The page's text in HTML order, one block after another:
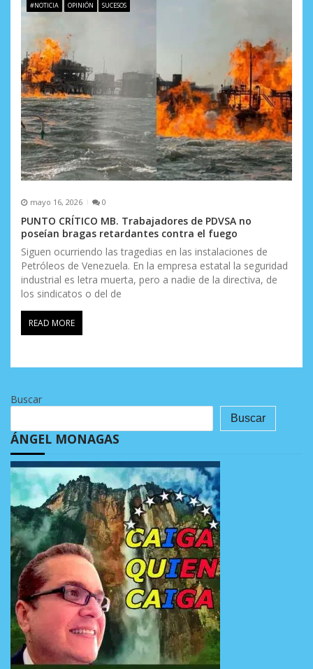
#NOTICIA OPINIÓN SUCESOS
mayo 16, 2026 0
PUNTO CRÍTICO MB. Trabajadores de PDVSA no
poseían bragas retardantes contra el fuego
Siguen ocurriendo las tragedias en las instalaciones de
Petróleos de Venezuela. En la empresa estatal la seguridad
industrial es letra muerta, pero a nadie de la directiva, de
los sindicatos o del de
READ MORE
Buscar
Buscar
ÁNGEL MONAGAS